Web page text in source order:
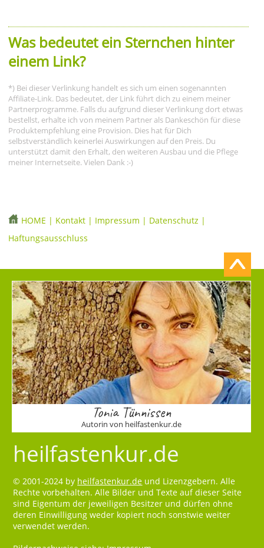
Was bedeutet ein Sternchen hinter
einem Link?
*) Bei dieser Verlinkung handelt es sich um einen sogenannten
Affiliate-Link. Das bedeutet, der Link führt dich zu einem meiner
Partnerprogramme. Falls du aufgrund dieser Verlinkung dort etwas
bestellst, erhalte ich von meinem Partner als Dankeschön für diese
Produktempfehlung eine Provision. Dies hat für Dich
selbstverständlich keinerlei Auswirkungen auf den Preis. Du
unterstützt damit den Erhalt, den weiteren Ausbau und die Pflege
meiner Internetseite. Vielen Dank :-)
HOME | Kontakt | Impressum | Datenschutz |
Haftungsausschluss
Tonia Tünnissen
Autorin von heilfastenkur.de
heilfastenkur.de
© 2001-2024 by heilfastenkur.de und Lizenzgebern. Alle
Rechte vorbehalten. Alle Bilder und Texte auf dieser Seite
sind Eigentum der jeweiligen Besitzer und dürfen ohne
deren Einwilligung weder kopiert noch sonstwie weiter
verwendet werden.